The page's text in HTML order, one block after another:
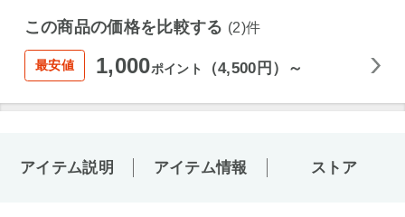
この商品の価格を比較する (2)件
最安値 1,000ポイント （4,500円）～
アイテム説明 アイテム情報 ストア